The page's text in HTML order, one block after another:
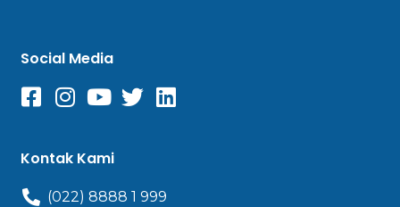
Social Media
Kontak Kami
(022) 8888 1 999